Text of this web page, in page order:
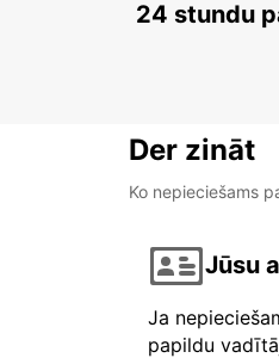
24 stundu
Der zināt
Ko nepieciešams
Jūsu
Ja
papildu